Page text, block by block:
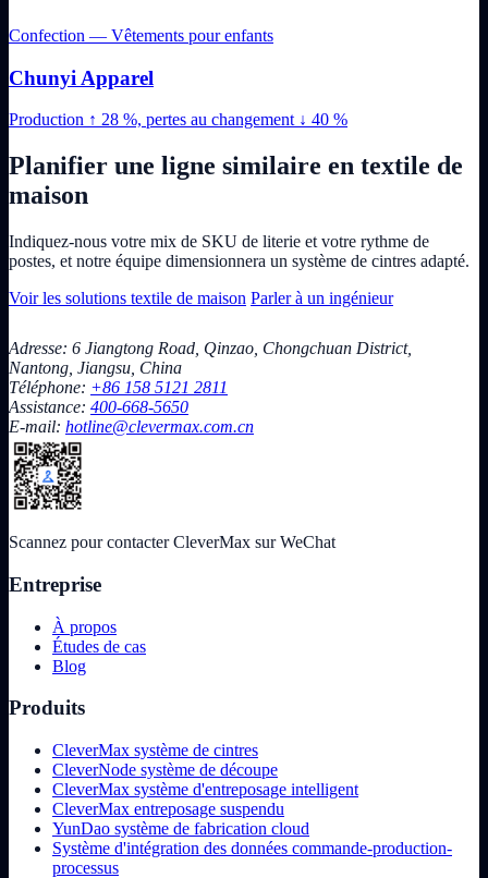
Confection — Vêtements pour enfants
Chunyi Apparel
Production ↑ 28 %, pertes au changement ↓ 40 %
Planifier une ligne similaire en textile de
maison
Indiquez-nous votre mix de SKU de literie et votre rythme de
postes, et notre équipe dimensionnera un système de cintres adapté.
Voir les solutions textile de maison Parler à un ingénieur
Adresse: 6 Jiangtong Road, Qinzao, Chongchuan District,
Nantong, Jiangsu, China
Téléphone: +86 158 5121 2811
Assistance: 400-668-5650
E-mail: hotline@clevermax.com.cn
Scannez pour contacter CleverMax sur WeChat
Entreprise
À propos
Études de cas
Blog
Produits
CleverMax système de cintres
CleverNode système de découpe
CleverMax système d'entreposage intelligent
CleverMax entreposage suspendu
YunDao système de fabrication cloud
Système d'intégration des données commande-production-
processus